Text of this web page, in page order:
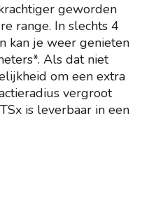
geworden
range. In slechts 4
kan je weer genieten
Als dat niet
om een extra
vergroot
is leverbaar in een